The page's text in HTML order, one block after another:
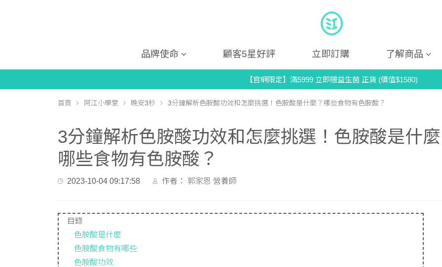
品牌使命 顧客5星好評 立即訂購 了解商品
【官網限定】滿5999 立即贈益生菌 正貨 (價值$1580)
首頁 阿江小學堂 晚安3秒 3分鐘解析色胺酸功效和怎麼挑選！色胺酸是什麼？哪些食物有色胺酸？
3分鐘解析色胺酸功效和怎麼挑選！色胺酸是什麼
哪些食物有色胺酸？
2023-10-04 09:17:58 作者： 郭家恩 營養師
目錄
色胺酸是什麼
色胺酸食物有哪些
色胺酸功效